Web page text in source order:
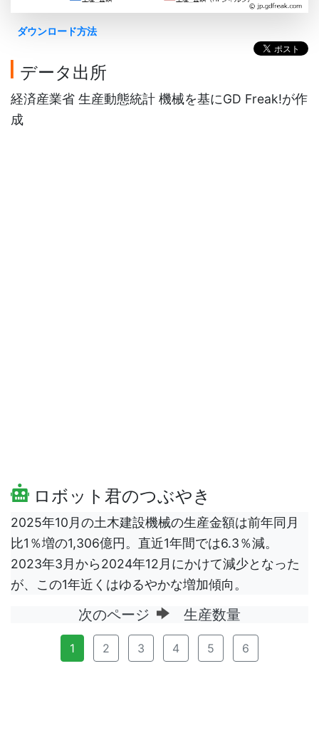
ダウンロード方法
データ出所
経済産業省 生産動態統計 機械を基にGD Freak!が作
成
ロボット君のつぶやき
2025年10月の土木建設機械の生産金額は前年同月
比1％増の1,306億円。直近1年間では6.3％減。
2023年3月から2024年12月にかけて減少となった
が、この1年近くはゆるやかな増加傾向。
次のページ 生産数量
1 2 3 4 5 6